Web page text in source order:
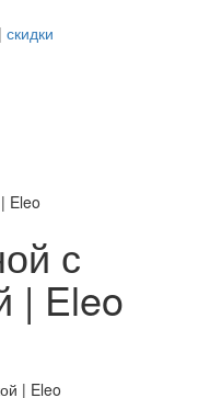
| скидки
Eleo
с
| Eleo